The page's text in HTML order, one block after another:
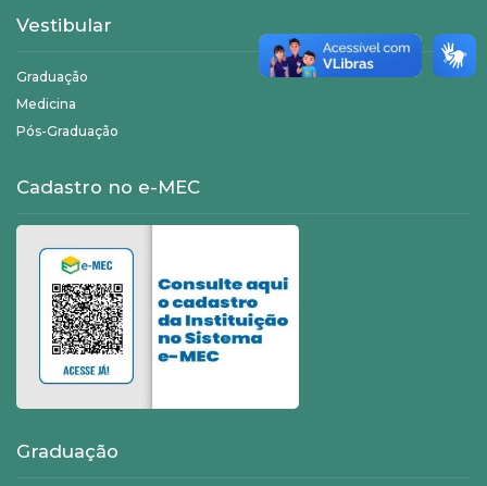
Vestibular
Graduação
Medicina
Pós-Graduação
Cadastro no e-MEC
Graduação